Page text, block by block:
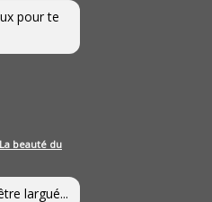
pour te
beauté du
largué...